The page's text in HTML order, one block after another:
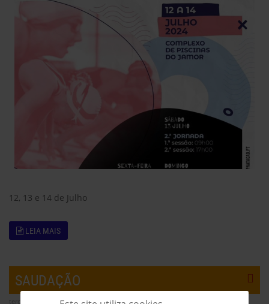
12, 13 e 14 de Julho
LEIA MAIS
SAUDAÇÃO
terça-feira, 23 julho 2024 20:50